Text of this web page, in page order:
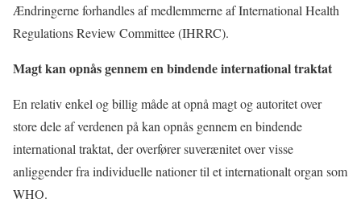
Ændringerne forhandles af medlemmerne af International Health
Regulations Review Committee (IHRRC).
Magt kan opnås gennem en bindende international traktat
En relativ enkel og billig måde at opnå magt og autoritet over
store dele af verdenen på kan opnås gennem en bindende
international traktat, der overfører suverænitet over visse
anliggender fra individuelle nationer til et internationalt organ som
WHO.